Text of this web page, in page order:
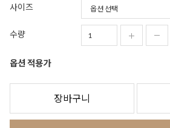
사이즈
수량
옵션 적용가
장바구니